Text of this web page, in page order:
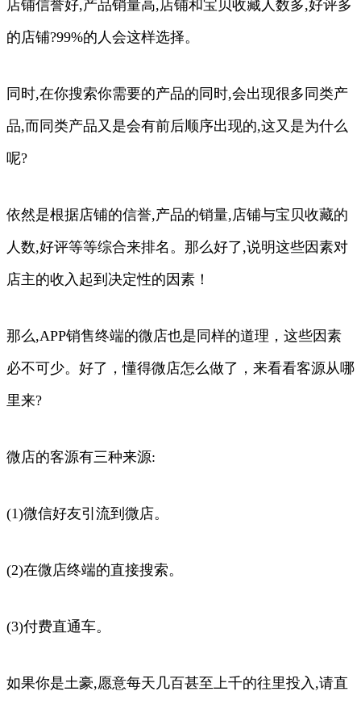
店铺信誉好,产品销量高,店铺和宝贝收藏人数多,好评多
的店铺?99%的人会这样选择。
同时,在你搜索你需要的产品的同时,会出现很多同类产
品,而同类产品又是会有前后顺序出现的,这又是为什么
呢?
依然是根据店铺的信誉,产品的销量,店铺与宝贝收藏的
人数,好评等等综合来排名。那么好了,说明这些因素对
店主的收入起到决定性的因素！
那么,APP销售终端的微店也是同样的道理，这些因素
必不可少。好了，懂得微店怎么做了，来看看客源从哪
里来?
微店的客源有三种来源:
(1)微信好友引流到微店。
(2)在微店终端的直接搜索。
(3)付费直通车。
如果你是土豪,愿意每天几百甚至上千的往里投入,请直